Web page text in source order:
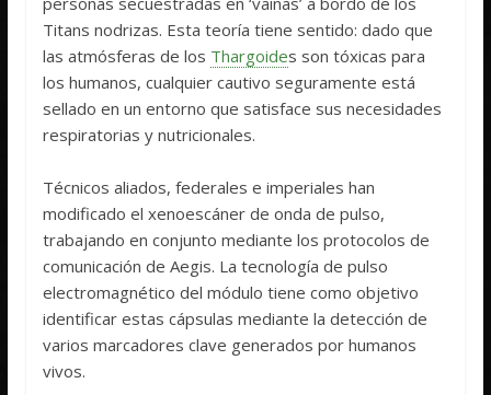
Titans nodrizas. Esta teoría tiene sentido: dado que
las atmósferas de los Thargoides son tóxicas para
los humanos, cualquier cautivo seguramente está
sellado en un entorno que satisface sus necesidades
respiratorias y nutricionales.
Técnicos aliados, federales e imperiales han
modificado el xenoescáner de onda de pulso,
trabajando en conjunto mediante los protocolos de
comunicación de Aegis. La tecnología de pulso
electromagnético del módulo tiene como objetivo
identificar estas cápsulas mediante la detección de
varios marcadores clave generados por humanos
vivos.